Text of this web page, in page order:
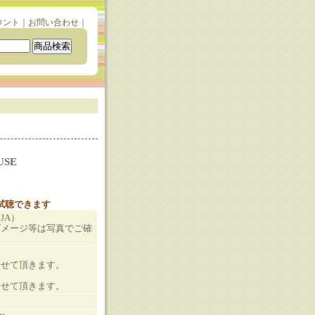
ト お問い合わせ｜
聴できます
）
ージ等は写真でご確
て頂きます。
て頂きます。